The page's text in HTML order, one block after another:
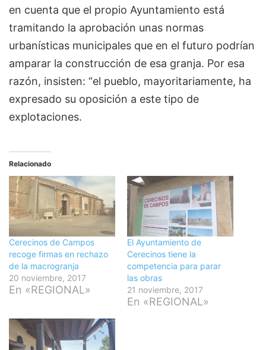
en cuenta que el propio Ayuntamiento está
tramitando la aprobación unas normas
urbanísticas municipales que en el futuro podrían
amparar la construcción de esa granja. Por esa
razón, insisten: “el pueblo, mayoritariamente, ha
expresado su oposición a este tipo de
explotaciones.
Relacionado
Cerecinos de Campos
recoge firmas en rechazo
de la macrogranja
20 noviembre, 2017
En «REGIONAL»
El Ayuntamiento de
Cerecinos tiene la
competencia para parar
las obras
21 noviembre, 2017
En «REGIONAL»